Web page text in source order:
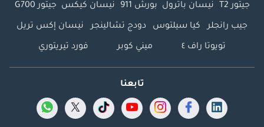
جيتور T2 نيسان باترول بورش 911 نيسان كيكس جيتور G700
جيب رانجلر كيا سيلتوس دودج تشالينجر نيسان إكس تريل
تويوتا راف ٤ ميني كوبر فورد تيريتوري
تابعنا